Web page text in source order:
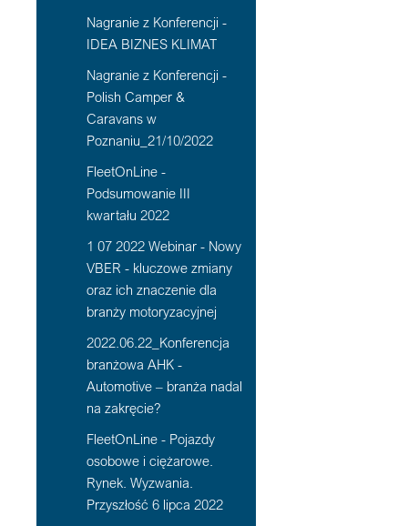
Nagranie z Konferencji -
IDEA BIZNES KLIMAT
Nagranie z Konferencji -
Polish Camper &
Caravans w
Poznaniu_21/10/2022
FleetOnLine -
Podsumowanie III
kwartału 2022
1 07 2022 Webinar - Nowy
VBER - kluczowe zmiany
oraz ich znaczenie dla
branży motoryzacyjnej
2022.06.22_Konferencja
branżowa AHK -
Automotive – branża nadal
na zakręcie?
FleetOnLine - Pojazdy
osobowe i ciężarowe.
Rynek. Wyzwania.
Przyszłość 6 lipca 2022